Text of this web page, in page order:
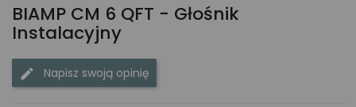
BIAMP CM 6 QFT - Głośnik
Instalacyjny
Napisz swoją opinię